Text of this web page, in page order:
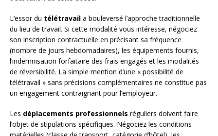
L’essor du télétravail a bouleversé l’approche traditionnelle
du lieu de travail. Si cette modalité vous intéresse, négociez
son inscription contractuelle en précisant sa fréquence
(nombre de jours hebdomadaires), les équipements fournis,
l’indemnisation forfaitaire des frais engagés et les modalités
de réversibilité. La simple mention d’une « possibilité de
télétravail » sans précisions complémentaires ne constitue pas
un engagement contraignant pour l’employeur.
Les déplacements professionnels réguliers doivent faire
l’objet de stipulations spécifiques. Négociez les conditions